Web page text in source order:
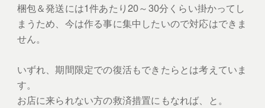
梱包＆発送には1件あたり20～30分くらい掛かってし
まうため、今は作る事に集中したいので対応はできま
せん。
いずれ、期間限定での復活もできたらとは考えていま
す。
お店に来られない方の救済措置にもなれば、と。